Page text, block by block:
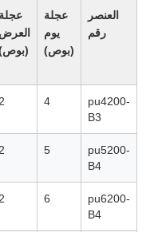
العنصر
رقم
عجلة
يوم
(بوص)
عجلة
العرض
pu4200-
B3
4
2
pu5200-
B4
5
2
pu6200-
B4
6
2